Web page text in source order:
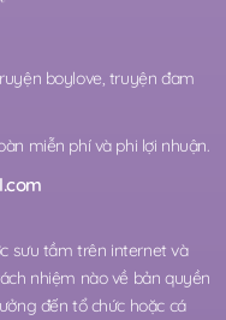
boylove, truyện đam
miễn phí và phi lợi nhuận.
sưu tầm trên internet và
nhiệm nào về bản quyền
đến tổ chức hoặc cá